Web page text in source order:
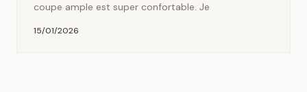
coupe ample est super confortable. Je
15/01/2026